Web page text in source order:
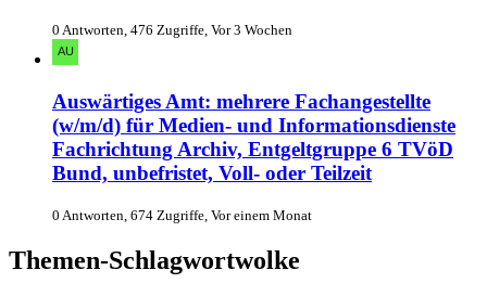
0 Antworten, 476 Zugriffe, Vor 3 Wochen
Auswärtiges Amt: mehrere Fachangestellte
(w/m/d) für Medien- und Informationsdienste
Fachrichtung Archiv, Entgeltgruppe 6 TVöD
Bund, unbefristet, Voll- oder Teilzeit
0 Antworten, 674 Zugriffe, Vor einem Monat
Themen-Schlagwortwolke